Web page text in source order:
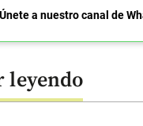
Únete a nuestro canal de
leyendo